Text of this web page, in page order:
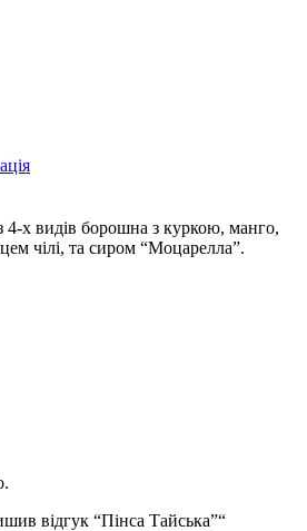
4-х видів борошна з куркою, манго,
чілі, та сиром “Моцарелла”.
відгук “Пінса Тайська”“